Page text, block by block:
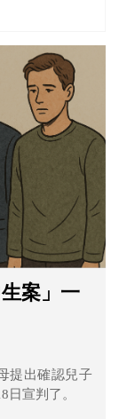
機猥褻小強生
案」一
提出確認兒子
宣判了。